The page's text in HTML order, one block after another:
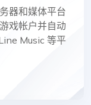
器和媒体平台
戏帐户并自动
Music 等平